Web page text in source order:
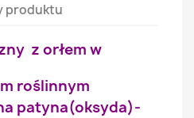
produktu
z orłem w
roślinnym
patyna(oksyda)-